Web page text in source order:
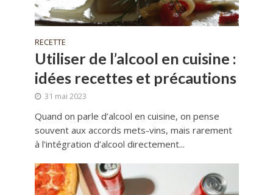
RECETTE
Utiliser de l’alcool en cuisine :
idées recettes et précautions
31 mai 2023
Quand on parle d’alcool en cuisine, on pense
souvent aux accords mets-vins, mais rarement
à l’intégration d’alcool directement...